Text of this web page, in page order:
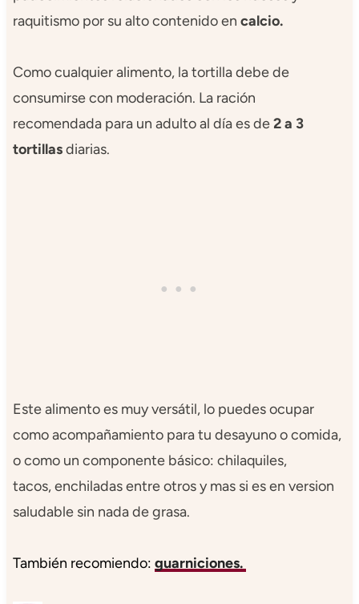
raquitismo por su alto contenido en calcio.
Como cualquier alimento, latortilla debe de
consumirse con moderación. La ración
recomendada para un adulto al día es de2 a 3
tortillasdiarias.
Este alimento es muy versátil, lo puedes ocupar
como acompañamiento para tu desayuno o comida,
o como un componente básico: chilaquiles,
tacos, enchiladas entre otros y mas si es en version
saludable sin nada de grasa.
También recomiendo: guarniciones.